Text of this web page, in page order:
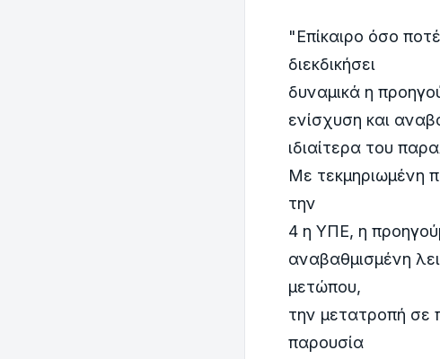
"Επίκαιρο όσο
διεκδικήσει
δυναμικά η
ενίσχυση και
ιδιαίτερα του
Με τεκμηριωμένη
την
4 η ΥΠΕ, η
αναβαθμισμένη
μετώπου,
την μετατροπή σε
παρουσία